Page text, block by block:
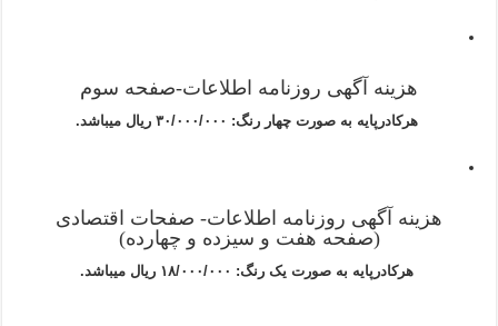
هزینه آگهی روزنامه اطلاعات-صفحه سوم
هرکادرپایه به صورت چهار رنگ: ۳۰/۰۰۰/۰۰۰ ریال میباشد.
هزینه آگهی روزنامه اطلاعات- صفحات اقتصادی
(صفحه هفت و سیزده و چهارده)
هرکادرپایه به صورت یک رنگ: ۱۸/۰۰۰/۰۰۰ ریال میباشد.